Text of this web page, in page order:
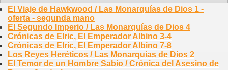
El Viaje de Hawkwood / Las Monarquías de Dios 1 -
oferta - segunda mano
El Segundo Imperio / Las Monarquías de Dios 4
Crónicas de Elric, El Emperador Albino 3-4
Crónicas de Elric, El Emperador Albino 7-8
Los Reyes Heréticos / Las Monarquías de Dios 2
El Temor de un Hombre Sabio / Crónica del Asesino de